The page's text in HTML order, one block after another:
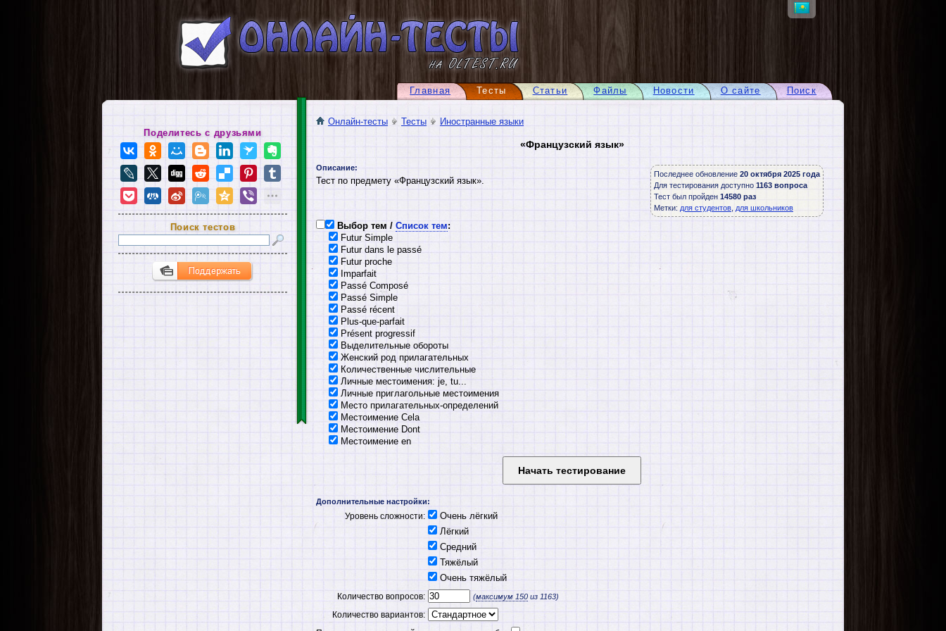
Поиск
О сайте
Новости
Файлы
Статьи
Тесты
Главная
Онлайн-тесты Тесты Иностранные языки
«Французский язык»
Последнее обновление 20 октября 2025 года
Для тестирования доступно 1163 вопроса
Тест был пройден 14580 раз
Метки: для студентов для школьников
Описание:
Тест по предмету «Французский язык».
Выбор тем / Список тем:
Futur Simple
Futur dans le passé
Futur proche
Imparfait
Passé Composé
Passé Simple
Passé récent
Plus-que-parfait
Présent progressif
Выделительные обороты
Женский род прилагательных
Количественные числительные
Личные местоимения: je, tu...
Личные приглагольные местоимения
Место прилагательных-определений
Местоимение Cela
Местоимение Dont
Местоимение en
Неопределенное местоимение tout
Неопределенные артикли
Образование прилагательных женского рода
Образование существительных женского рода
Определенные артикли
Относительные местоимения qui, que
Партитивный артикль
Повелительное наклонение
Предложения типа me voilà
Дополнительные настройки:
Уровень сложности:
Очень лёгкий
Лёгкий
Средний
Тяжёлый
Очень тяжёлый
Количество вопросов: (максимум 150 из 1163)
Количество вариантов:
Поделитесь с друзьями
Поиск тестов